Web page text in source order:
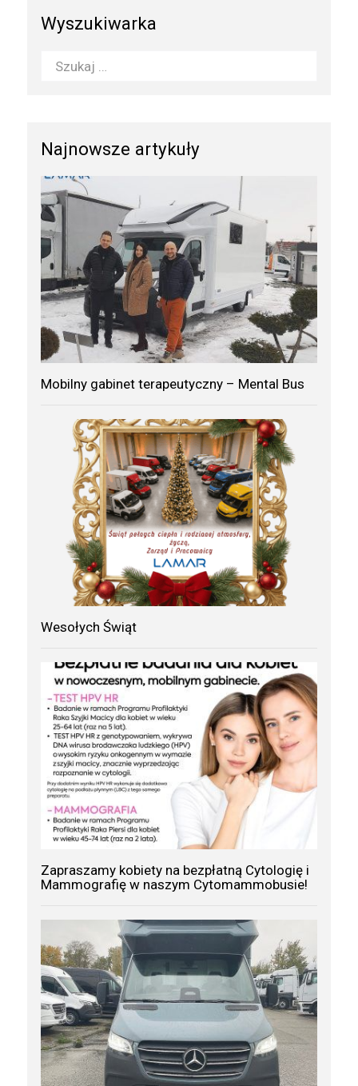
Wyszukiwarka
Najnowsze artykuły
Mobilny gabinet terapeutyczny – Mental Bus
Wesołych Świąt
Zapraszamy kobiety na bezpłatną Cytologię i
Mammografię w naszym Cytomammobusie!